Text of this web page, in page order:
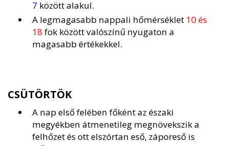
7 között alakul.
A legmagasabb nappali hőmérséklet 10 és
18 fok között valószínű nyugaton a
magasabb értékekkel.
CSÜTÖRTÖK
A nap első felében főként az északi
megyékben átmenetileg megnövekszik a
felhőzet és ott elszórtan eső, záporeső is